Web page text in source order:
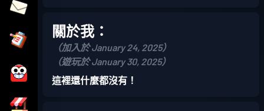
關於我：
（加入於 January 24, 2025）
（遊玩於 January 30, 2025）
這裡還什麼都沒有！